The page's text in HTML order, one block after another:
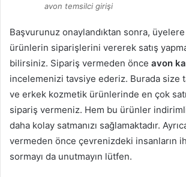
avon temsilci girişi
Başvurunuz onaylandıktan sonra,
ürünlerin siparişlerini vererek satış
bilirsiniz. Sipariş vermeden önce avon
incelemenizi tavsiye ederiz. Burada size
ve erkek kozmetik ürünlerinde en çok
sipariş vermeniz. Hem bu ürünler
daha kolay satmanızı sağlamaktadır.
vermeden önce çevrenizdeki insanların
sormayı da unutmayın lütfen.